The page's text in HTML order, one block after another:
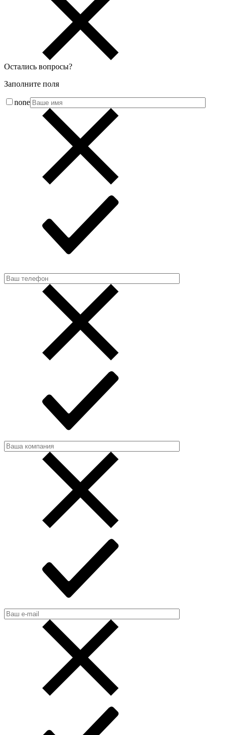
Остались вопросы?
Заполните поля
none